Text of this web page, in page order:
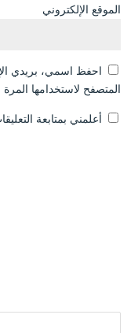
الموقع الإلكتروني
احفظ اسمي، بريدي
المتصفح لاستخدامها المرة
أعلمني بمتابعة